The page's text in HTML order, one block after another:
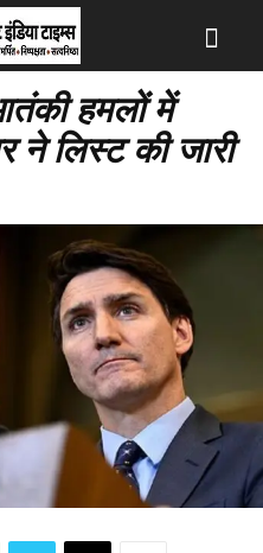
हमलों में
ने लिस्ट की जारी